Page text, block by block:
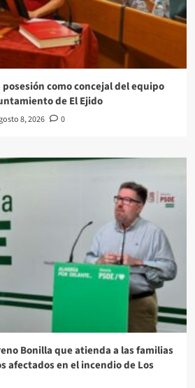
posesión como concejal del equipo
de El Ejido
8, 2026 0
Bonilla que atienda a las familias
afectados en el incendio de Los